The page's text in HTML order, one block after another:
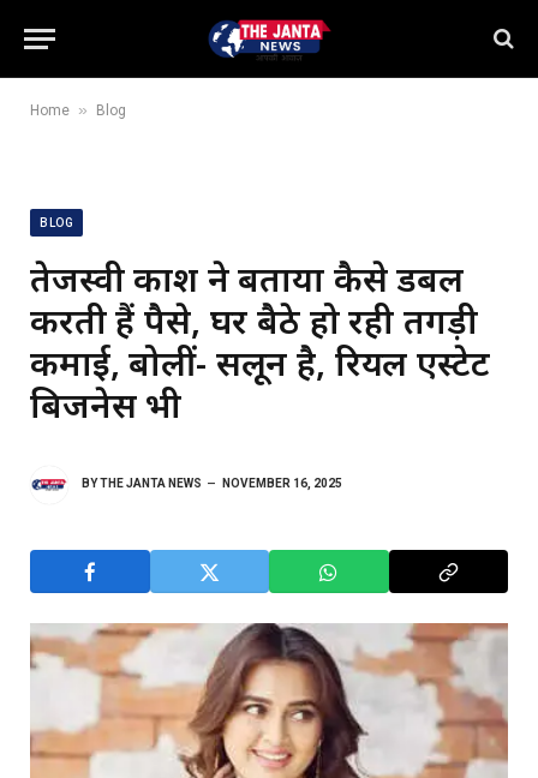
Home » Blog
BLOG
तेजस्वी प्रकाश ने बताया कैसे डबल
करती हैं पैसे, घर बैठे हो रही तगड़ी
कमाई, बोलीं- सलून है, रियल एस्टेट
बिजनेस भी
BYTHE JANTA NEWS NOVEMBER 16, 2025